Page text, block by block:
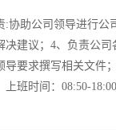
:协助公司领导进行公
决建议；4、负责公
导要求撰写相关文件
上班时间：08:50-